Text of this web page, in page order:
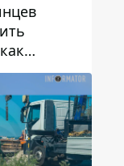
сетей